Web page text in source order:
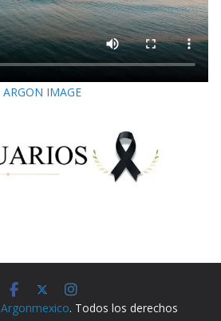
ARGON IMAGE
Argonmexico. Todos los derechos